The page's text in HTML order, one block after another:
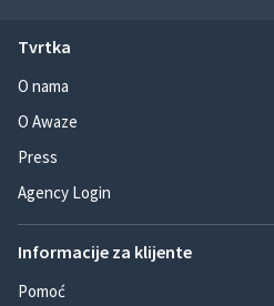
Tvrtka
O nama
O Awaze
Press
Agency Login
Informacije za klijente
Pomoć